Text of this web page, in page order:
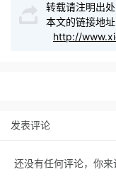
转载请注明出
本文的链接地
http://
发表评论
还没有任何评论，你来